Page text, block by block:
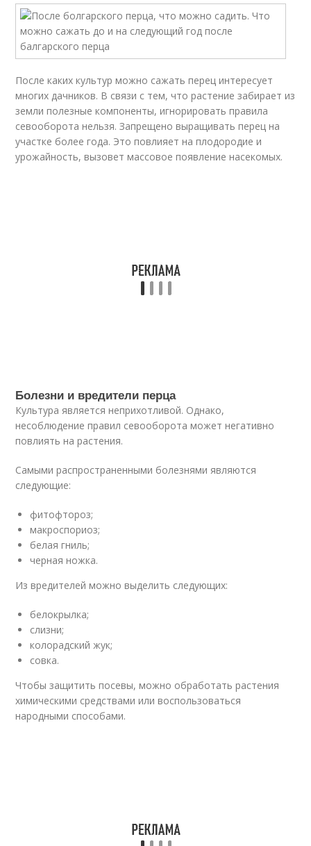
После каких культур можно сажать перец интересует
многих дачников. В связи с тем, что растение забирает из
земли полезные компоненты, игнорировать правила
севооборота нельзя. Запрещено выращивать перец на
участке более года. Это повлияет на плодородие и
урожайность, вызовет массовое появление насекомых.
Болезни и вредители перца
Культура является неприхотливой. Однако,
несоблюдение правил севооборота может негативно
повлиять на растения.
Самыми распространенными болезнями являются
следующие:
фитофтороз;
макроспориоз;
белая гниль;
черная ножка.
Из вредителей можно выделить следующих:
белокрылка;
слизни;
колорадский жук;
совка.
Чтобы защитить посевы, можно обработать растения
химическими средствами или воспользоваться
народными способами.